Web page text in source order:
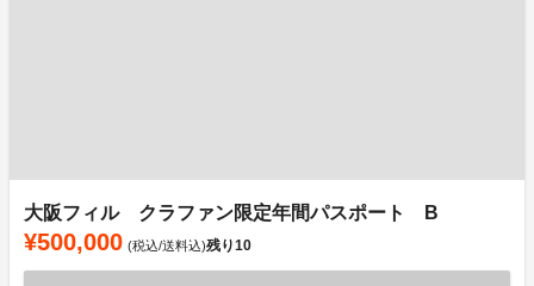
大阪フィル クラファン限定年間パスポート B
¥500,000 (税込/送料込)残り10